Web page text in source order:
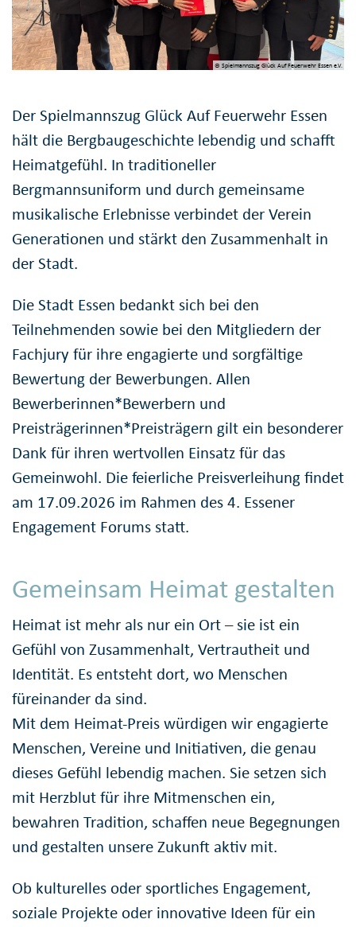
© Spielmannszug Glück Auf Feuerwehr Essen e.V.
Der Spielmannszug Glück Auf Feuerwehr Essen
hält die Bergbaugeschichte lebendig und schafft
Heimatgefühl. In traditioneller
Bergmannsuniform und durch gemeinsame
musikalische Erlebnisse verbindet der Verein
Generationen und stärkt den Zusammenhalt in
der Stadt.
Die Stadt Essen bedankt sich bei den
Teilnehmenden sowie bei den Mitgliedern der
Fachjury für ihre engagierte und sorgfältige
Bewertung der Bewerbungen. Allen
Bewerberinnen*Bewerbern und
Preisträgerinnen*Preisträgern gilt ein besonderer
Dank für ihren wertvollen Einsatz für das
Gemeinwohl. Die feierliche Preisverleihung findet
am 17.09.2026 im Rahmen des 4. Essener
Engagement Forums statt.
Gemeinsam Heimat gestalten
Heimat ist mehr als nur ein Ort – sie ist ein
Gefühl von Zusammenhalt, Vertrautheit und
Identität. Es entsteht dort, wo Menschen
füreinander da sind.
Mit dem Heimat-Preis würdigen wir engagierte
Menschen, Vereine und Initiativen, die genau
dieses Gefühl lebendig machen. Sie setzen sich
mit Herzblut für ihre Mitmenschen ein,
bewahren Tradition, schaffen neue Begegnungen
und gestalten unsere Zukunft aktiv mit.
Ob kulturelles oder sportliches Engagement,
soziale Projekte oder innovative Ideen für ein